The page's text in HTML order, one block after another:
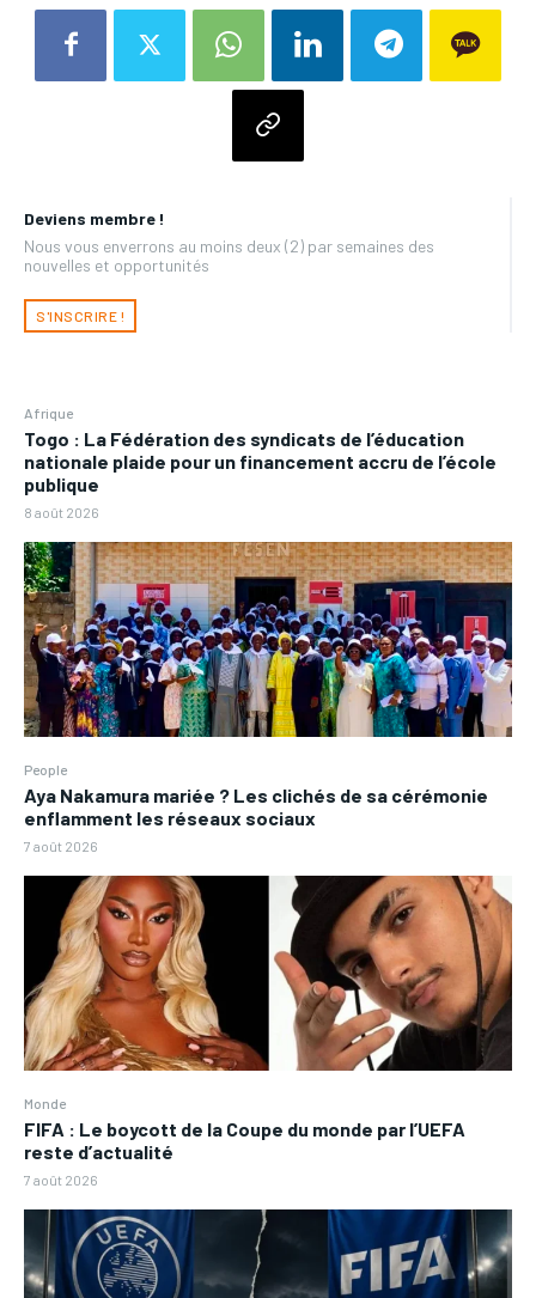
Deviens membre !
Nous vous enverrons au moins deux (2) par semaines des
nouvelles et opportunités
S'INSCRIRE !
Afrique
Togo : La Fédération des syndicats de l’éducation
nationale plaide pour un financement accru de l’école
publique
8 août 2026
People
Aya Nakamura mariée ? Les clichés de sa cérémonie
enflamment les réseaux sociaux
7 août 2026
Monde
FIFA : Le boycott de la Coupe du monde par l’UEFA
reste d’actualité
7 août 2026